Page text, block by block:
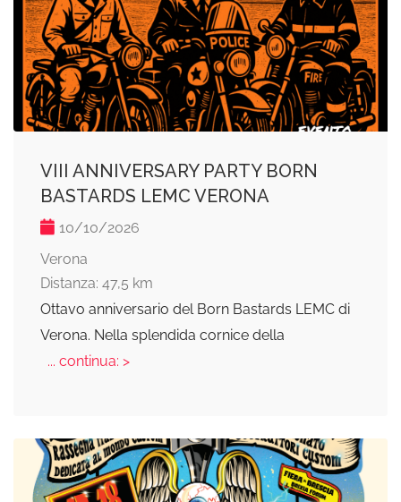
VIII ANNIVERSARY PARTY BORN
BASTARDS LEMC VERONA
10/10/2026
Verona
Distanza: 47,5 km
Ottavo anniversario del Born Bastards LEMC di
Verona. Nella splendida cornice della
... continua: >